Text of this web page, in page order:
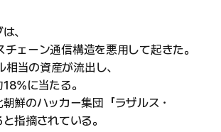
、
ェーン通信構造を悪用して起きた。
当の資産が流出し、
に当たる。
鮮のハッカー集団「ラザルス・
指摘されている。